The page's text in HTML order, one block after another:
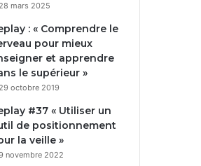
28 mars 2025
: « Comprendre le
pour mieux
et apprendre
le supérieur »
29 octobre 2019
#37 « Utiliser un
de positionnement
la veille »
novembre 2022